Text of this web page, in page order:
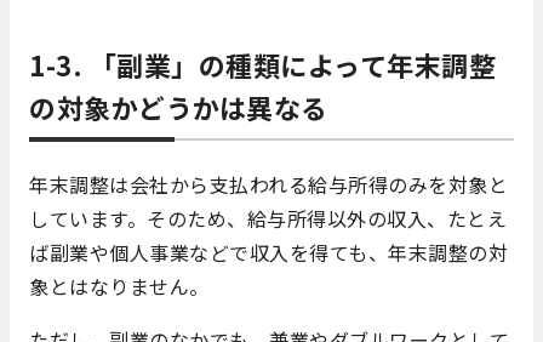
1-3. 「副業」の種類によって年末調整
の対象かどうかは異なる
年末調整は会社から支払われる給与所得のみを対象と
しています。そのため、給与所得以外の収入、たとえ
ば副業や個人事業などで収入を得ても、年末調整の対
象とはなりません。